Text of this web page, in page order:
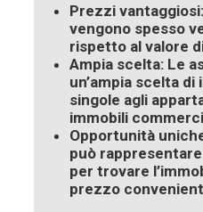
Prezzi vantaggiosi:
vengono spesso
rispetto al valore
Ampia scelta: Le
un’ampia scelta di
singole agli
immobili
Opportunità
può
per trovare
prezzo